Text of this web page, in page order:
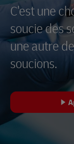
C'est une
soucie des
une autre
soucions.